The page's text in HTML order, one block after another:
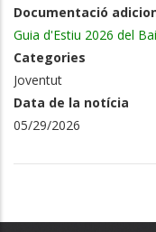
Documentació
Guia d'Estiu 2026 del
Categories
Joventut
Data de la notícia
05/29/2026